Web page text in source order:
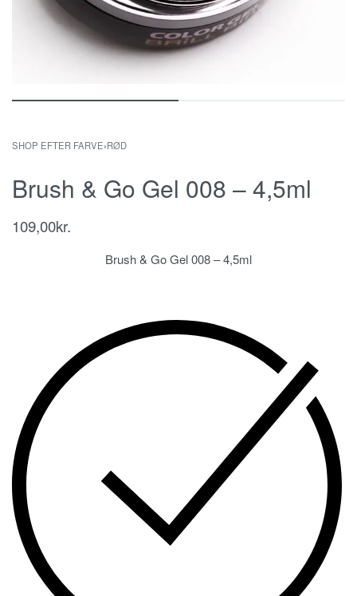
SHOP EFTER FARVE›RØD
Brush & Go Gel 008 – 4,5ml
109,00kr.
Brush & Go Gel 008 – 4,5ml